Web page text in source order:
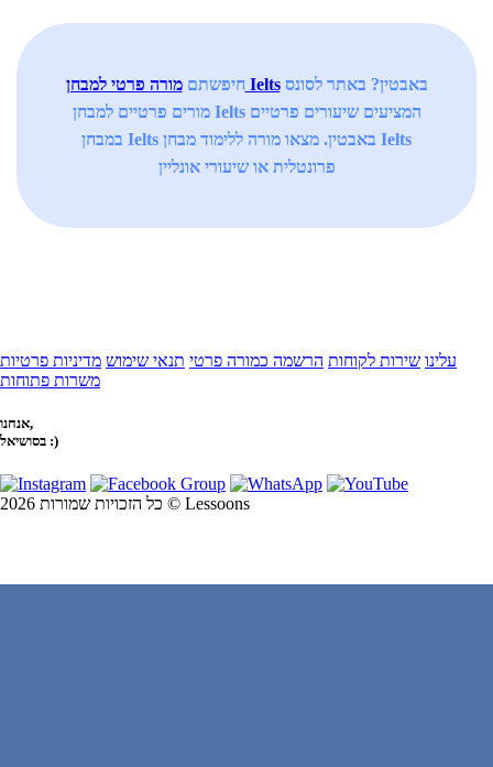
חיפשתםמורה פרטי למבחן Ieltsבאבטין? באתר לסונס
מורים פרטיים למבחן Ielts המציעים שיעורים פרטיים
במבחן Ielts באבטין. מצאו מורה ללימוד מבחן Ielts
פרונטלית או שיעורי אונליין
עלינו שירות לקוחות הרשמה כמורה פרטי תנאי שימוש מדיניות פרטיות
משרות פתוחות
אנחנו,
בסושיאל :)
כל הזכויות שמורות 2026 © Lessoons